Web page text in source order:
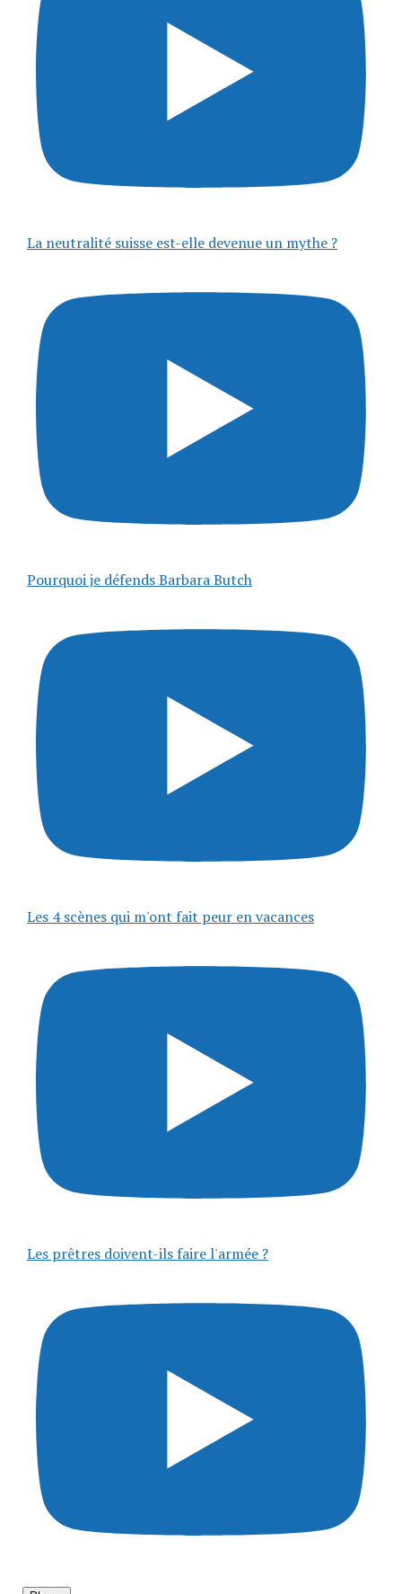
La neutralité suisse est-elle devenue un mythe ?
Pourquoi je défends Barbara Butch
Les 4 scènes qui m'ont fait peur en vacances
Les prêtres doivent-ils faire l'armée ?